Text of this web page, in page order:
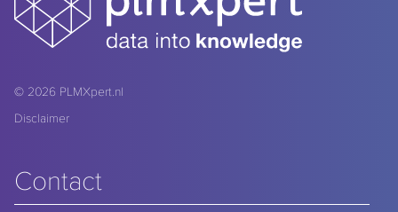
© 2026 PLMXpert.nl
Disclaimer
Contact